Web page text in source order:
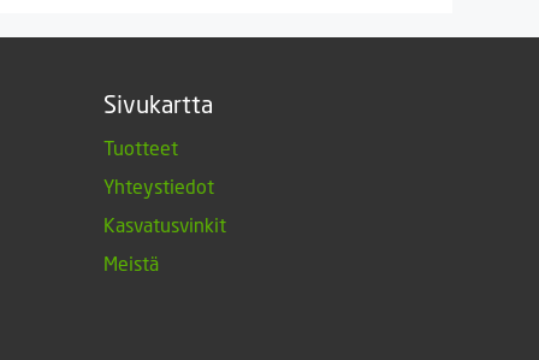
Sivukartta
Tuotteet
Yhteystiedot
Kasvatusvinkit
Meistä